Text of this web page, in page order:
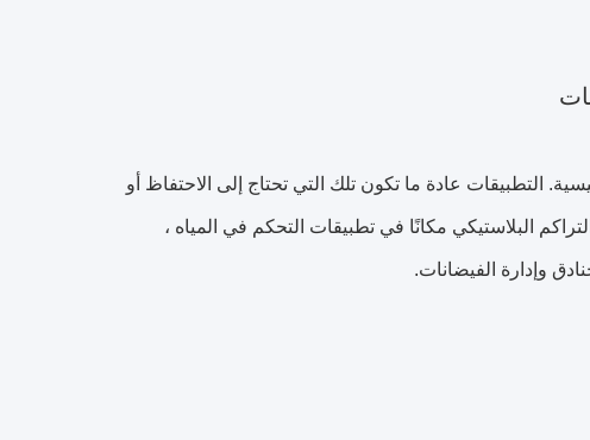
التطبيقات عادة ما تكون تلك التي تحتاج إلى الاحتفاظ أو
البلاستيكي مكانًا في تطبيقات التحكم في المياه ،
وإدارة الفيضانات.